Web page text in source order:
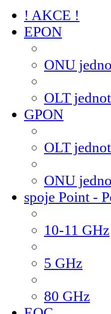
! AKCE !
EPON
ONU
OLT
GPON
OLT
ONU
spoje Point -
10-11 GHz
5 GHz
80 GHz